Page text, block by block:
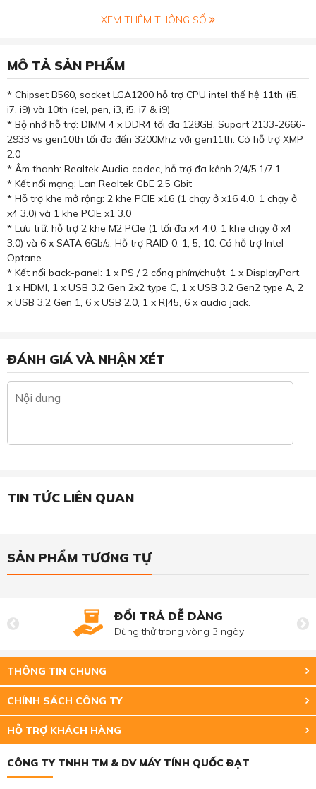
XEM THÊM THÔNG SỐ
MÔ TẢ SẢN PHẨM
* Chipset B560, socket LGA1200 hỗ trợ CPU intel thế hệ 11th (i5,
i7, i9) và 10th (cel, pen, i3, i5, i7 & i9)
* Bộ nhớ hỗ trợ: DIMM 4 x DDR4 tối đa 128GB. Suport 2133-2666-
2933 vs gen10th tối đa đến 3200Mhz với gen11th. Có hỗ trợ XMP
2.0
* Âm thanh: Realtek Audio codec, hỗ trợ đa kênh 2/4/5.1/7.1
* Kết nối mạng: Lan Realtek GbE 2.5 Gbit
* Hỗ trợ khe mở rộng: 2 khe PCIE x16 (1 chạy ở x16 4.0, 1 chạy ở
x4 3.0) và 1 khe PCIE x1 3.0
* Lưu trữ: hỗ trợ 2 khe M2 PCIe (1 tối đa x4 4.0, 1 khe chạy ở x4
3.0) và 6 x SATA 6Gb/s. Hỗ trợ RAID 0, 1, 5, 10. Có hỗ trợ Intel
Optane.
* Kết nối back-panel: 1 x PS / 2 cổng phím/chuột, 1 x DisplayPort,
1 x HDMI, 1 x USB 3.2 Gen 2x2 type C, 1 x USB 3.2 Gen2 type A, 2
x USB 3.2 Gen 1, 6 x USB 2.0, 1 x RJ45, 6 x audio jack.
ĐÁNH GIÁ VÀ NHẬN XÉT
TIN TỨC LIÊN QUAN
SẢN PHẨM TƯƠNG TỰ
ĐỔI TRẢ DỄ DÀNG
Dùng thử trong vòng 3 ngày
THÔNG TIN CHUNG
CHÍNH SÁCH CÔNG TY
HỖ TRỢ KHÁCH HÀNG
CÔNG TY TNHH TM & DV MÁY TÍNH QUỐC ĐẠT